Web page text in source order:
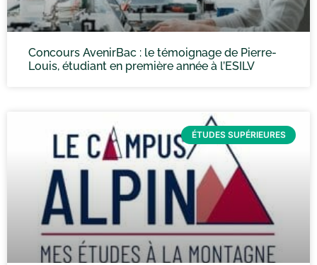
Concours AvenirBac : le témoignage de Pierre-
Louis, étudiant en première année à l’ESILV
ÉTUDES SUPÉRIEURES